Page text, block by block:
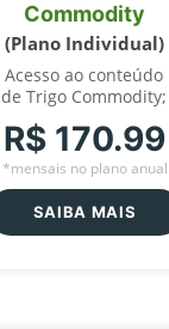
Commodity
(Plano Individual)
Acesso ao conteúdo
de Trigo Commodity;
R$ 170.99
*mensais no plano anual
SAIBA MAIS